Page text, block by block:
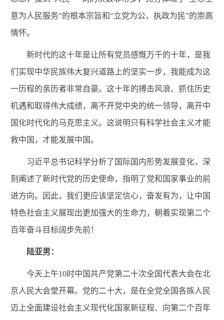
意为人民服务”的根本宗旨和“立党为公，执政为民”的崇高
情怀。
新时代的这十年是让所有党员感慨万千的十年，是我
们实现中华民族伟大复兴道路上的坚实一步，我能成为这
一历程的亲历者非常自豪。这十年的搏击风浪、抓住历史
机遇和取得伟大成绩，离不开党中央的统一领导，离开中
国化时代化的马克思主义。这说明只有科学社会主义才能
救中国，才能发展中国。
习近平总书记科学分析了国际国内形势发展变化，深
刻阐述了新时代党的历史使命，指明了党和国家事业的前
进方向。因此，我们更应该坚定信心，奋发有为，让中国
特色社会主义展现出更加强大的生命力，朝着实现第二个
百年奋斗目标阔步先前！
陆亚男：
今天上午10时中国共产党第二十次全国代表大会在北
京人民大会堂开幕。党的二十大，是在全党全国各族人民
迈上全面建设社会主义现代化国家新征程、向第二个百年